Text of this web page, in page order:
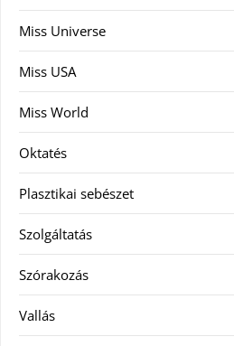
Miss Universe
Miss USA
Miss World
Oktatés
Plasztikai sebészet
Szolgáltatás
Szórakozás
Vallás